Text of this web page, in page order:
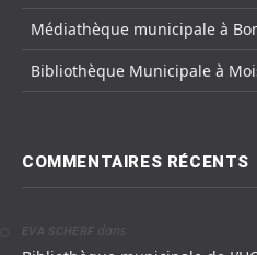
Médiathèque municipale à
Bibliothèque Municipale à
COMMENTAIRES RÉCENTS
EVA SCHERF dans